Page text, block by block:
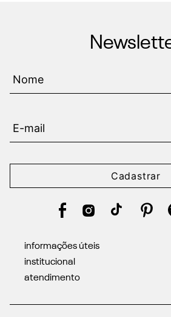
Cadastrar
informações úteis
institucional
atendimento